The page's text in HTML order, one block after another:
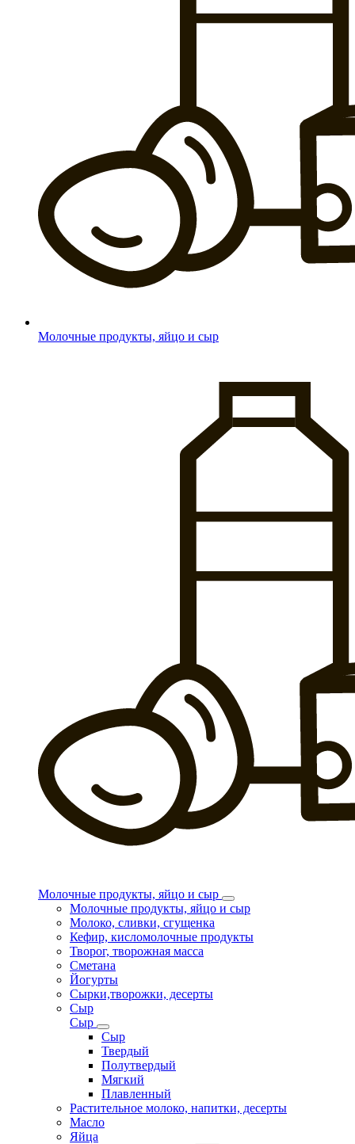
Молочные продукты, яйцо и сыр
Молочные продукты, яйцо и сыр
Молочные продукты, яйцо и сыр
Молоко, сливки, сгущенка
Кефир, кисломолочные продукты
Творог, творожная масса
Сметана
Йогурты
Сырки,творожки, десерты
Сыр
Сыр
Сыр
Твердый
Полутвердый
Мягкий
Плавленный
Растительное молоко, напитки, десерты
Масло
Яйца